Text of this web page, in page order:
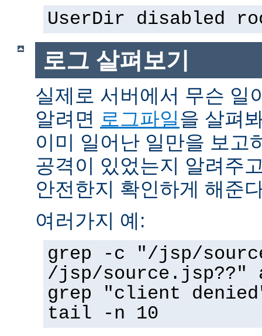
UserDir disabled
로그 살펴보기
실제로 서버에서 무슨 일
알려면 로그파일을 살펴
이미 일어난 일만을 보고
공격이 있었는지 알려주
안전한지 확인하게 해준
여러가지 예:
grep -c "/jsp/
/jsp/source.jsp??"
grep "client
tail -n 10